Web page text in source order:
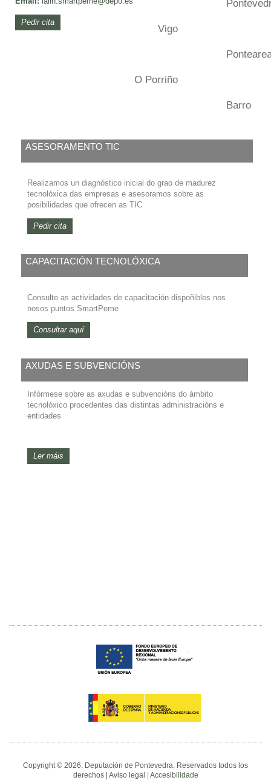
Pedir cita Vigo
O Porriño
Barro
ASESORAMENTO TIC
Realizamos un diagnóstico inicial do grao de madurez
tecnolóxica das empresas e asesoramos sobre as
posibilidades que ofrecen as TIC
Pedir cita
CAPACITACIÓN TECNOLÓXICA
Consulte as actividades de capacitación dispoñibles nos
nosos puntos SmartPeme
Consultar aquí
AXUDAS E SUBVENCIÓNS
Infórmese sobre as axudas e subvencións do ámbito
tecnolóxico procedentes das distintas administracións e
entidades
Ler máis
Copyright © 2026. Deputación de Pontevedra. Reservados todos los
derechos | Aviso legal Accesibilidade